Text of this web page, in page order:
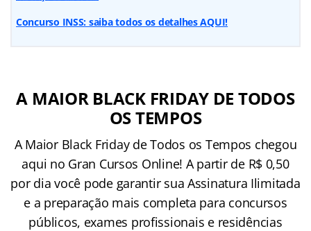
Concurso INSS: saiba todos os detalhes AQUI!
A MAIOR BLACK FRIDAY DE TODOS
OS TEMPOS
A Maior Black Friday de Todos os Tempos chegou
aqui no Gran Cursos Online! A partir de R$ 0,50
por dia você pode garantir sua Assinatura Ilimitada
e a preparação mais completa para concursos
públicos, exames profissionais e residências